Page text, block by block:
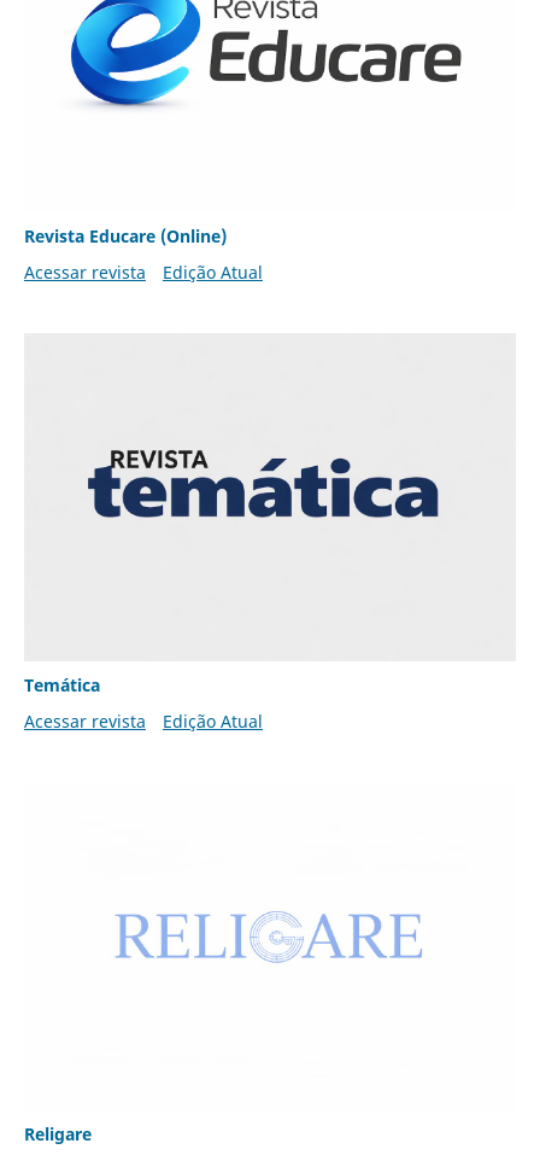
Revista Educare (Online)
Acessar revista
Edição Atual
Temática
Acessar revista
Edição Atual
Religare